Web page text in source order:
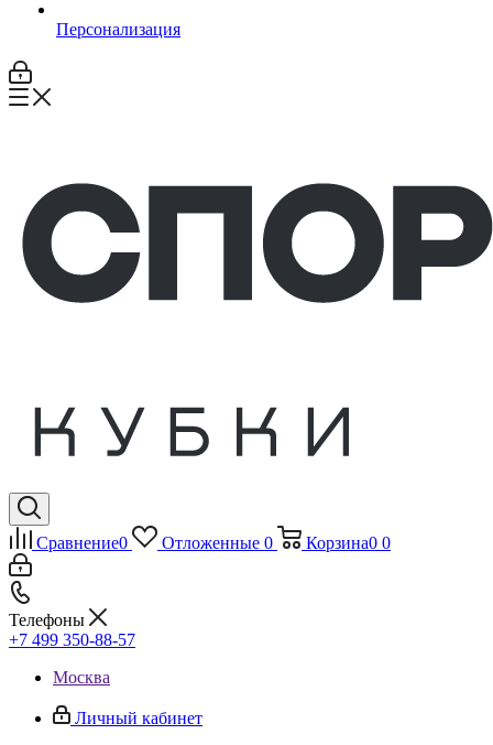
Персонализация
Сравнение0 Отложенные 0 Корзина0 0
Телефоны
+7 499 350-88-57
Москва
Личный кабинет